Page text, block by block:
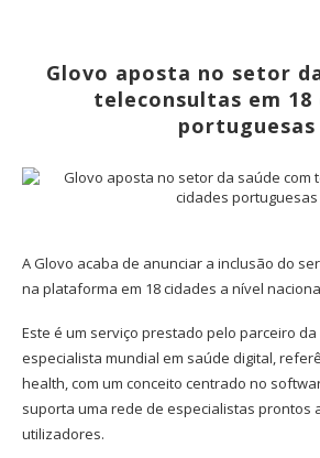
Glovo aposta no setor
teleconsultas em 18
portuguesas
A Glovo acaba de anunciar a inclusão do
na plataforma em 18 cidades a nível
Este é um serviço prestado pelo parceiro
especialista mundial em saúde digital,
health, com um conceito centrado no
suporta uma rede de especialistas prontos
utilizadores.